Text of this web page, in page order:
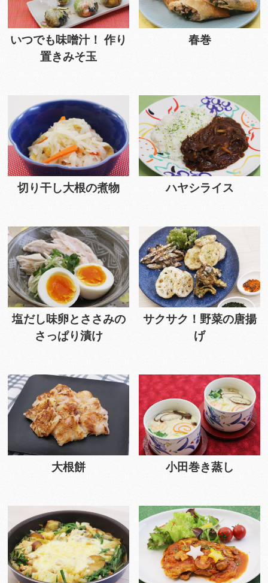
いつでも味噌汁！ 作り
置きみそ玉
春巻
切り干し大根の煮物 ハヤシライス
塩だし味卵とささみの
さっぱり漬け
サクサク！野菜の唐揚
げ
大根餅 小田巻き蒸し